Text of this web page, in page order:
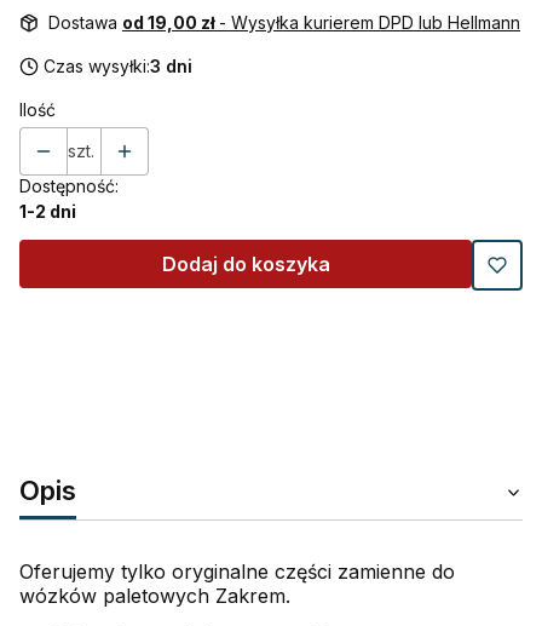
Dostawa od 19,00 zł - Wysyłka kurierem DPD lub Hellmann
Czas wysyłki:3 dni
Ilość
szt.
Dostępność:
1-2 dni
Dodaj do koszyka
Opis
Oferujemy tylko oryginalne części zamienne do
wózków paletowych Zakrem.